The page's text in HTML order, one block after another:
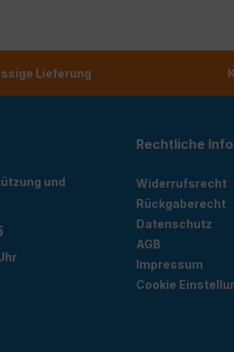
Lieferung
und
Rechtliche
Widerrufsrecht
Rückgaberecht
Datenschutz
AGB
Impressum
Cookie